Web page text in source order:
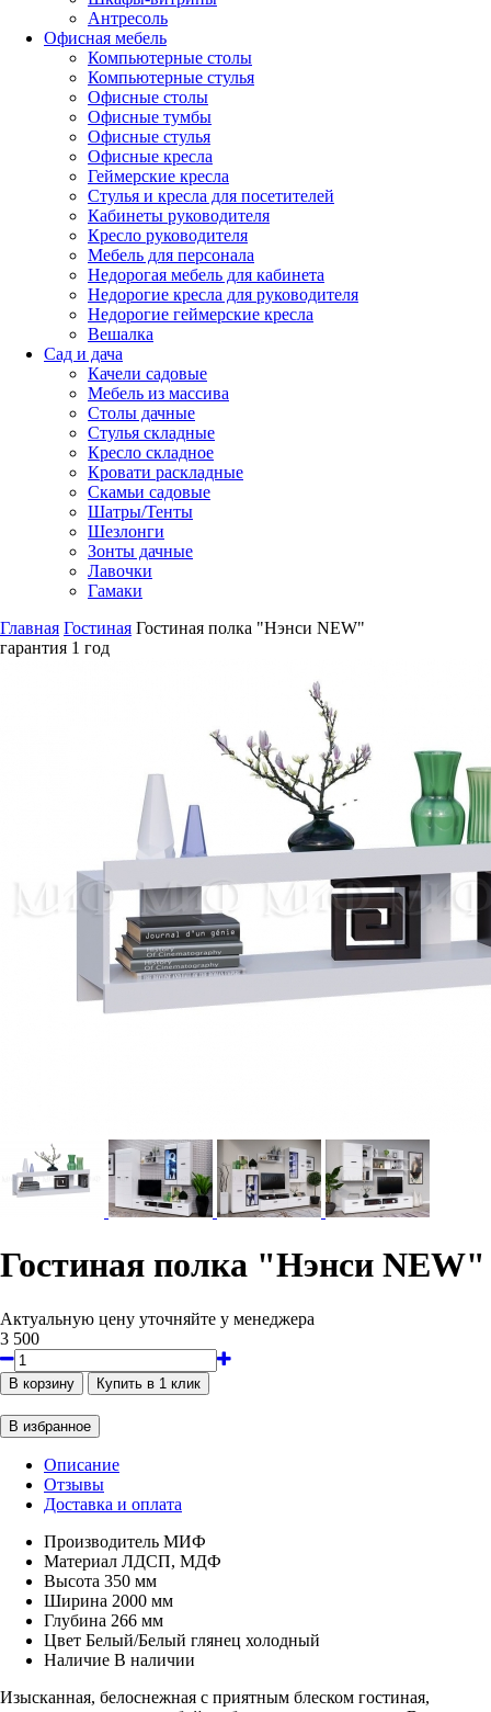
Антресоль
Офисная мебель
Компьютерные столы
Компьютерные стулья
Офисные столы
Офисные тумбы
Офисные стулья
Офисные кресла
Геймерские кресла
Стулья и кресла для посетителей
Кабинеты руководителя
Кресло руководителя
Мебель для персонала
Недорогая мебель для кабинета
Недорогие кресла для руководителя
Недорогие геймерские кресла
Вешалка
Сад и дача
Качели садовые
Мебель из массива
Столы дачные
Стулья складные
Кресло складное
Кровати раскладные
Скамьи садовые
Шатры/Тенты
Шезлонги
Зонты дачные
Лавочки
Гамаки
Главная Гостиная Гостиная полка "Нэнси NEW"
гарантия 1 год
Гостиная полка "Нэнси NEW"
Актуальную цену уточняйте у менеджера
3 500
Описание
Отзывы
Доставка и оплата
Производитель МИФ
Материал ЛДСП, МДФ
Высота 350 мм
Ширина 2000 мм
Глубина 266 мм
Цвет Белый/Белый глянец холодный
Наличие В наличии
Изысканная, белоснежная с приятным блеском гостиная,